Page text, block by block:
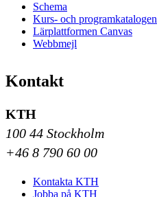
Schema
Kurs- och programkatalogen
Lärplattformen Canvas
Webbmejl
Kontakt
KTH
100 44 Stockholm
+46 8 790 60 00
Kontakta KTH
Jobba på KTH